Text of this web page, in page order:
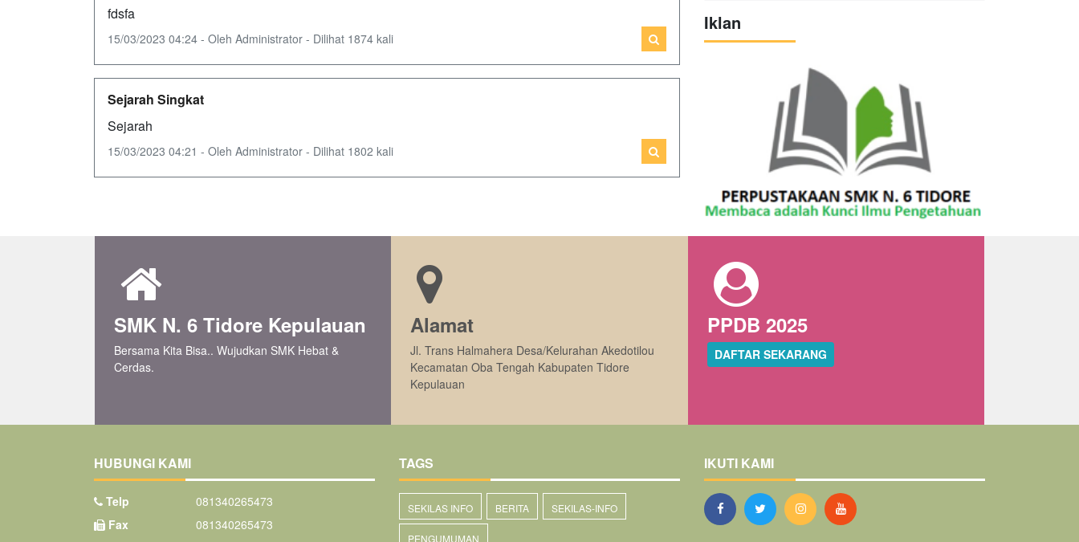
fdsfa
15/03/2023 04:24 - Oleh Administrator - Dilihat 1874 kali
Sejarah Singkat
Sejarah
15/03/2023 04:21 - Oleh Administrator - Dilihat 1802 kali
Iklan
SMK N. 6 Tidore Kepulauan
Bersama Kita Bisa.. Wujudkan SMK Hebat &
Cerdas.
Alamat
Jl. Trans Halmahera Desa/Kelurahan Akedotilou
Kecamatan Oba Tengah Kabupaten Tidore
Kepulauan
PPDB 2025
DAFTAR SEKARANG
HUBUNGI KAMI
Telp
081340265473
Fax
081340265473
TAGS
SEKILAS INFO BERITA SEKILAS-INFO
PENGUMUMAN
IKUTI KAMI